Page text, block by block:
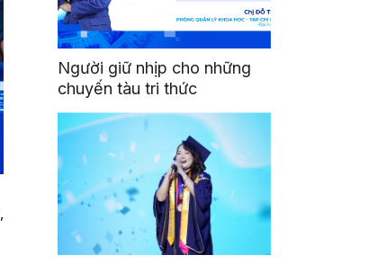
Người giữ nhịp cho những
chuyến tàu tri thức